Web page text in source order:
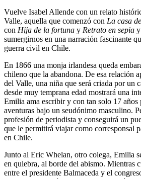
Vuelve Isabel Allende con un relato
Valle, aquella que comenzó con La casa
con Hija de la fortuna y Retrato en sepia
sumergirnos en una narración fascinante
guerra civil en Chile.
En 1866 una monja irlandesa queda
chileno que la abandona. De esa relación
del Valle, una niña que será criada por un
desde muy temprana edad mostrará una
Emilia ama escribir y con tan solo 17 años
aventuras bajo un seudónimo masculino.
profesión de periodista y conseguirá un
que le permitirá viajar como corresponsal
en Chile.
Junto al Eric Whelan, otro colega, Emilia
en quiebra, al borde del abismo. Mientras
entre el presidente Balmaceda y el